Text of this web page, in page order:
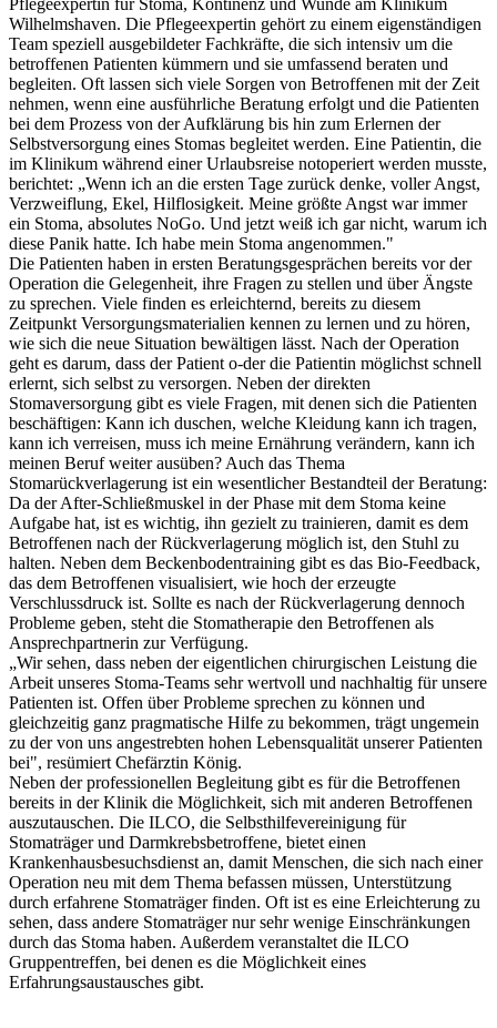
Wilhelmshaven. Die Pflegeexpertin gehört zu einem eigenständigen
Team speziell ausgebildeter Fachkräfte, die sich intensiv um die
betroffenen Patienten kümmern und sie umfassend beraten und
begleiten. Oft lassen sich viele Sorgen von Betroffenen mit der Zeit
nehmen, wenn eine ausführliche Beratung erfolgt und die Patienten
bei dem Prozess von der Aufklärung bis hin zum Erlernen der
Selbstversorgung eines Stomas begleitet werden. Eine Patientin, die
im Klinikum während einer Urlaubsreise notoperiert werden musste,
berichtet: „Wenn ich an die ersten Tage zurück denke, voller Angst,
Verzweiflung, Ekel, Hilflosigkeit. Meine größte Angst war immer
ein Stoma, absolutes NoGo. Und jetzt weiß ich gar nicht, warum ich
diese Panik hatte. Ich habe mein Stoma angenommen."
Die Patienten haben in ersten Beratungsgesprächen bereits vor der
Operation die Gelegenheit, ihre Fragen zu stellen und über Ängste
zu sprechen. Viele finden es erleichternd, bereits zu diesem
Zeitpunkt Versorgungsmaterialien kennen zu lernen und zu hören,
wie sich die neue Situation bewältigen lässt. Nach der Operation
geht es darum, dass der Patient o-der die Patientin möglichst schnell
erlernt, sich selbst zu versorgen. Neben der direkten
Stomaversorgung gibt es viele Fragen, mit denen sich die Patienten
beschäftigen: Kann ich duschen, welche Kleidung kann ich tragen,
kann ich verreisen, muss ich meine Ernährung verändern, kann ich
meinen Beruf weiter ausüben? Auch das Thema
Stomarückverlagerung ist ein wesentlicher Bestandteil der Beratung:
Da der After-Schließmuskel in der Phase mit dem Stoma keine
Aufgabe hat, ist es wichtig, ihn gezielt zu trainieren, damit es dem
Betroffenen nach der Rückverlagerung möglich ist, den Stuhl zu
halten. Neben dem Beckenbodentraining gibt es das Bio-Feedback,
das dem Betroffenen visualisiert, wie hoch der erzeugte
Verschlussdruck ist. Sollte es nach der Rückverlagerung dennoch
Probleme geben, steht die Stomatherapie den Betroffenen als
Ansprechpartnerin zur Verfügung.
„Wir sehen, dass neben der eigentlichen chirurgischen Leistung die
Arbeit unseres Stoma-Teams sehr wertvoll und nachhaltig für unsere
Patienten ist. Offen über Probleme sprechen zu können und
gleichzeitig ganz pragmatische Hilfe zu bekommen, trägt ungemein
zu der von uns angestrebten hohen Lebensqualität unserer Patienten
bei", resümiert Chefärztin König.
Neben der professionellen Begleitung gibt es für die Betroffenen
bereits in der Klinik die Möglichkeit, sich mit anderen Betroffenen
auszutauschen. Die ILCO, die Selbsthilfevereinigung für
Stomaträger und Darmkrebsbetroffene, bietet einen
Krankenhausbesuchsdienst an, damit Menschen, die sich nach einer
Operation neu mit dem Thema befassen müssen, Unterstützung
durch erfahrene Stomaträger finden. Oft ist es eine Erleichterung zu
sehen, dass andere Stomaträger nur sehr wenige Einschränkungen
durch das Stoma haben. Außerdem veranstaltet die ILCO
Gruppentreffen, bei denen es die Möglichkeit eines
Erfahrungsaustausches gibt.